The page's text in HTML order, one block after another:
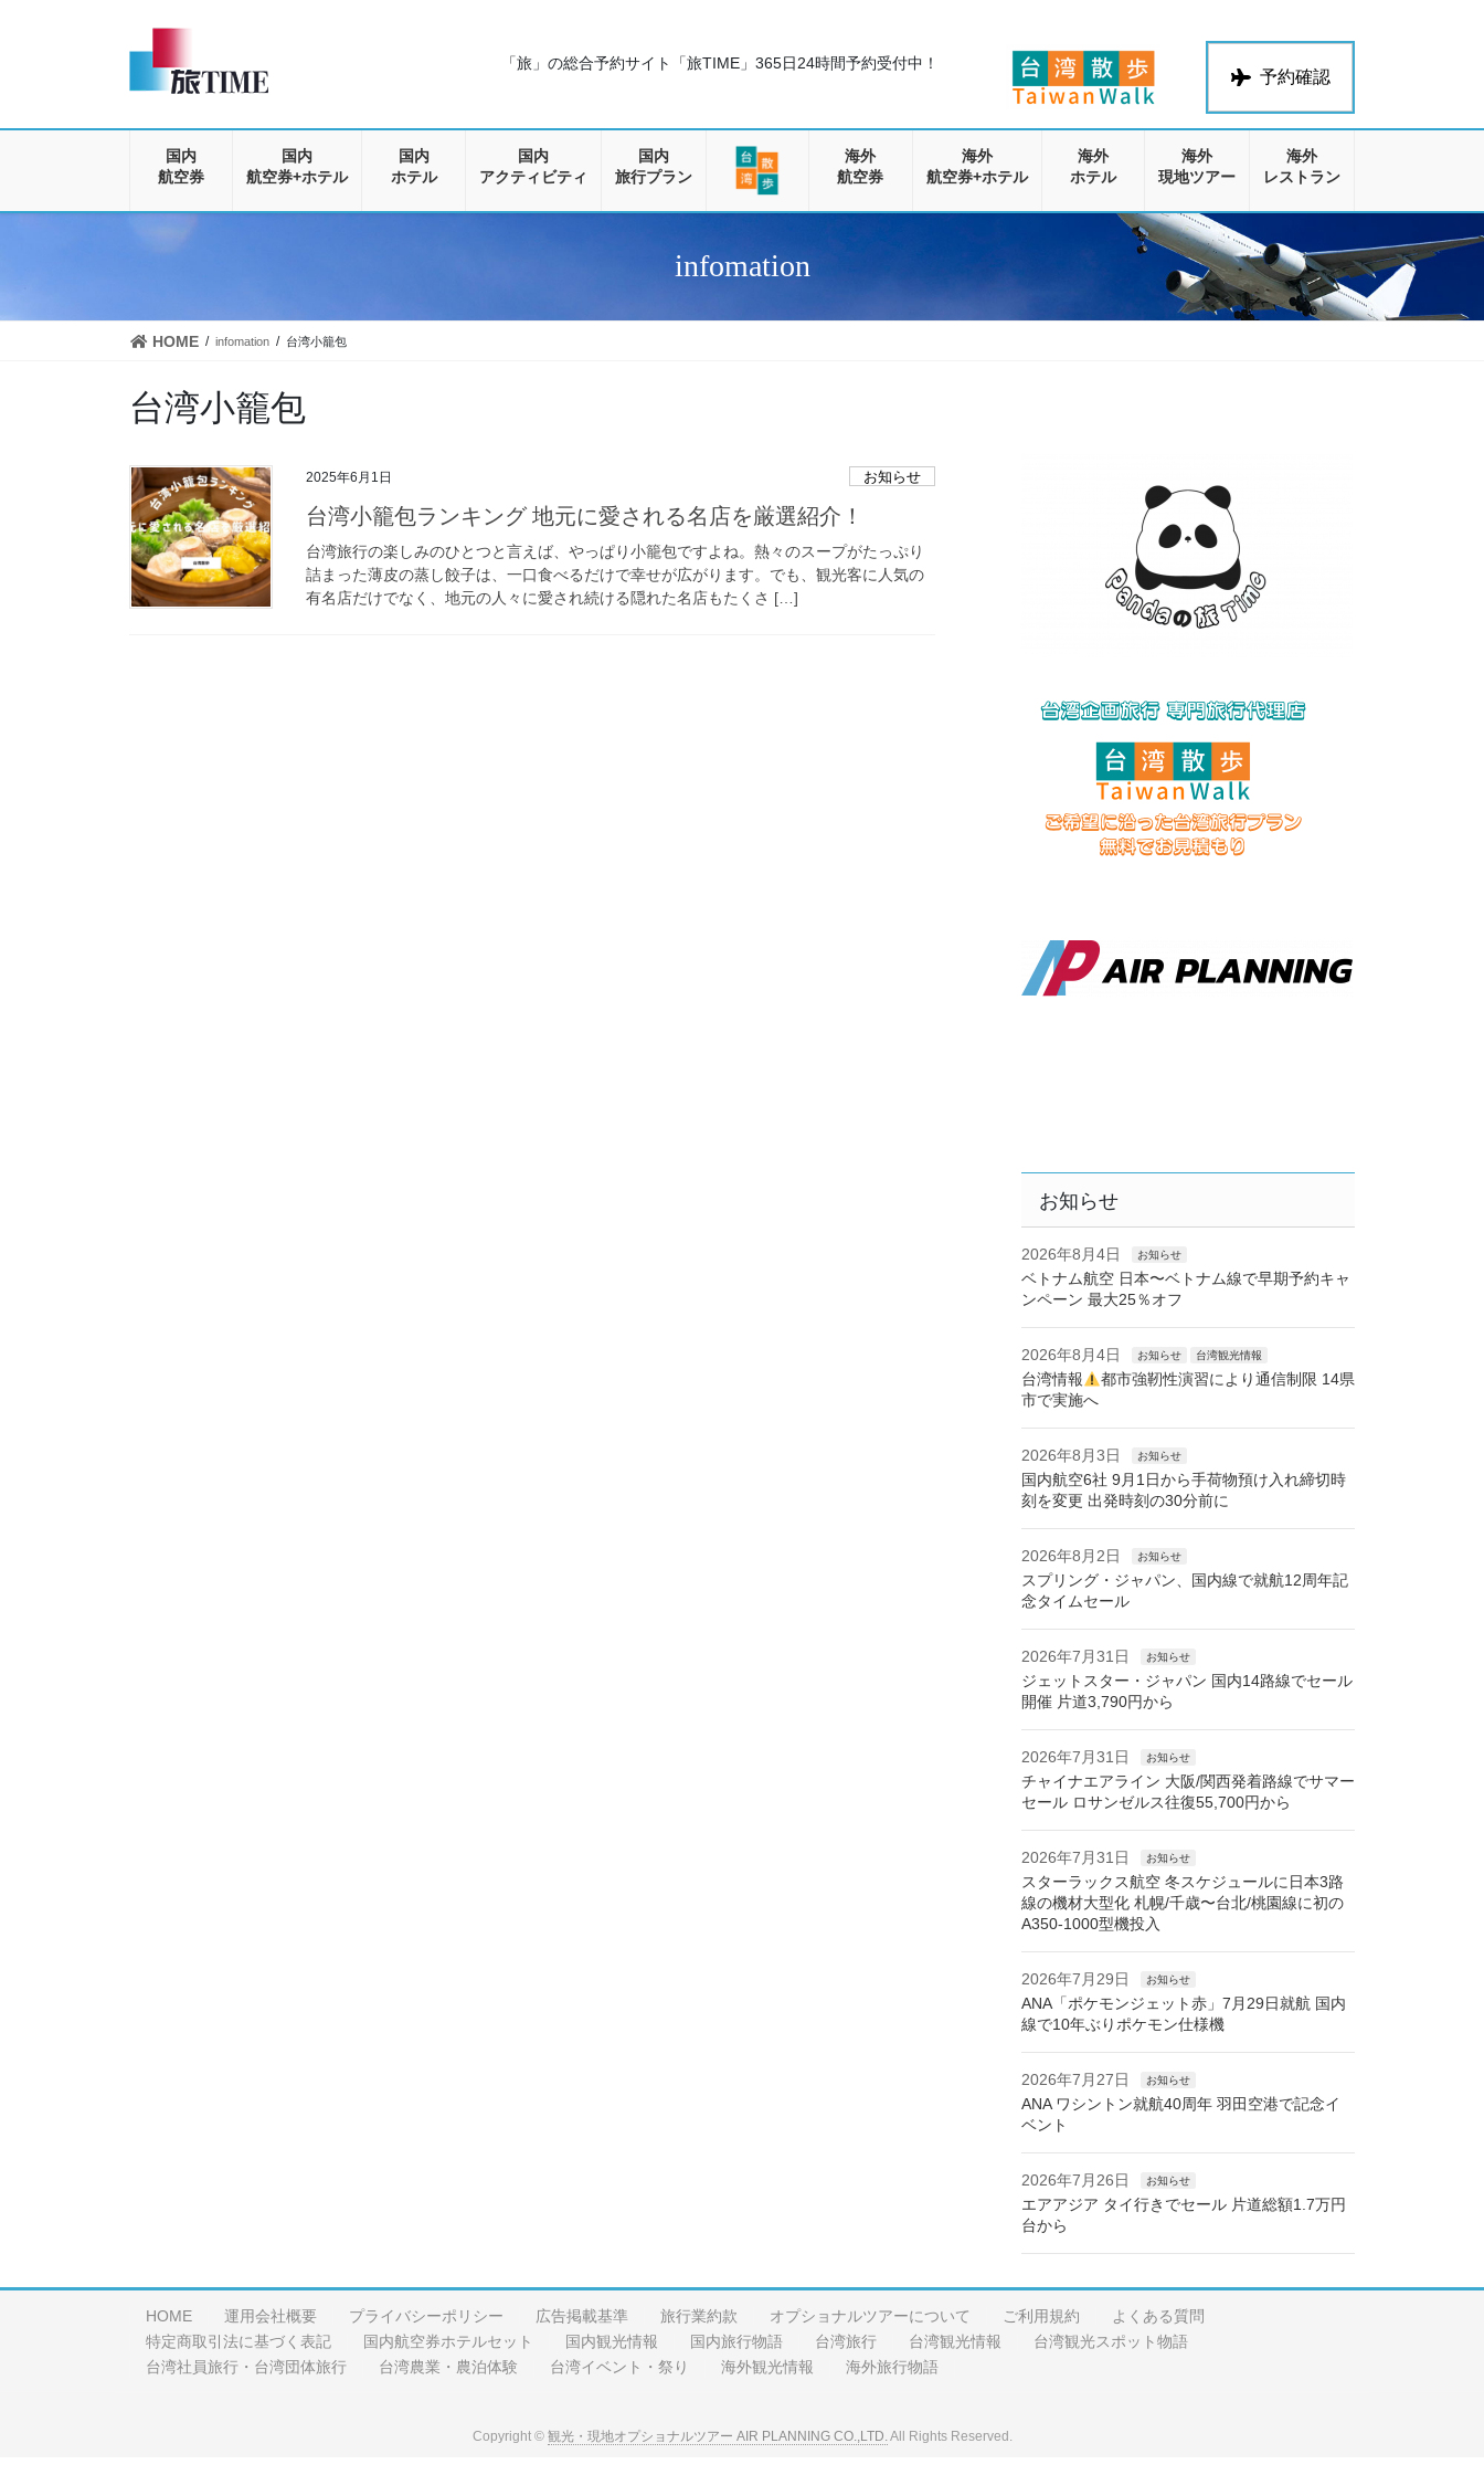
に
ョ
動
予約確認
「旅」の総合予約サイト「旅TIME」 365日24時間予約受付中！
国内
航空券
国内
航空券+ホテル
国内
ホテル
国内
アクティビティ
国内
旅行プラン
海外
航空券
海外
航空券+ホテル
海外
ホテル
海外
現地ツアー
海外
レストラン
infomation
HOME infomation 台湾小籠包
台湾小籠包
2025年6月1日 お知らせ
台湾小籠包ランキング 地元に愛される名店を厳選紹介！
台湾旅行の楽しみのひとつと言えば、やっぱり小籠包ですよね。熱々のスープがたっぷり
詰まった薄皮の蒸し餃子は、一口食べるだけで幸せが広がります。でも、観光客に人気の
有名店だけでなく、地元の人々に愛され続ける隠れた名店もたくさ […]
お知らせ
2026年8月4日 お知らせ
ベトナム航空 日本〜ベトナム線で早期予約キャ
ンペーン 最大25％オフ
2026年8月4日 お知らせ 台湾観光情報
台湾情報
都市強靭性演習により通信制限 14県
市で実施へ
2026年8月3日 お知らせ
国内航空6社 9月1日から手荷物預け入れ締切時
刻を変更 出発時刻の30分前に
2026年8月2日 お知らせ
スプリング・ジャパン、国内線で就航12周年記
念タイムセール
2026年7月31日 お知らせ
ジェットスター・ジャパン 国内14路線でセール
開催 片道3,790円から
2026年7月31日 お知らせ
チャイナエアライン 大阪/関西発着路線でサマー
セール ロサンゼルス往復55,700円から
2026年7月31日 お知らせ
スターラックス航空 冬スケジュールに日本3路
線の機材大型化 札幌/千歳〜台北/桃園線に初の
A350-1000型機投入
2026年7月29日 お知らせ
ANA「ポケモンジェット赤」7月29日就航 国内
線で10年ぶりポケモン仕様機
2026年7月27日 お知らせ
ANA ワシントン就航40周年 羽田空港で記念イ
ベント
2026年7月26日 お知らせ
エアアジア タイ行きでセール 片道総額1.7万円
台から
HOME 運用会社概要 プライバシーポリシー 広告掲載基準 旅行業約款 オプショナルツアーについて ご利用規約
よくある質問
特定商取引法に基づく表記
国内航空券ホテルセット 国内観光情報 国内旅行物語 台湾旅行 台湾観光情報
台湾観光スポット物語
台湾社員旅行・台湾団体旅行
台湾農業・農泊体験 台湾イベント・祭り 海外観光情報 海外旅行物語
Copyright © 観光・現地オプショナルツアー AIR PLANNING CO.,LTD.All Rights Reserved.